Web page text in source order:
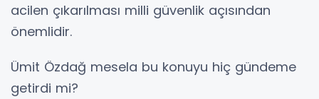
acilen çıkarılması milli güvenlik açısından
önemlidir.
Ümit Özdağ mesela bu konuyu hiç gündeme
getirdi mi?